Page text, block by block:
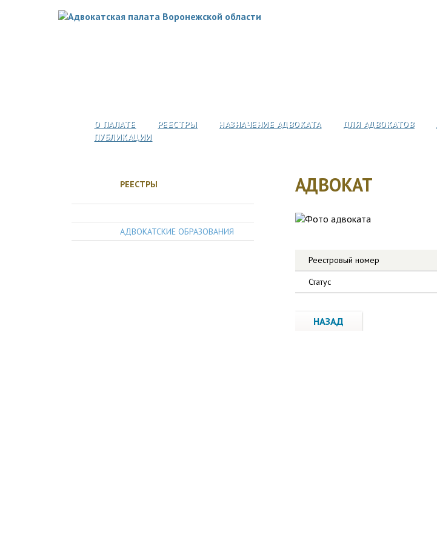
О ПАЛАТЕ РЕЕСТРЫ НАЗНАЧЕНИЕ АДВОКАТА ДЛЯ АДВОКАТОВ
ПУБЛИКАЦИИ
РЕЕСТРЫ
АДВОКАТСКИЕ ОБРАЗОВАНИЯ
АДВОКАТ
Реестровый номер
Статус
НАЗАД